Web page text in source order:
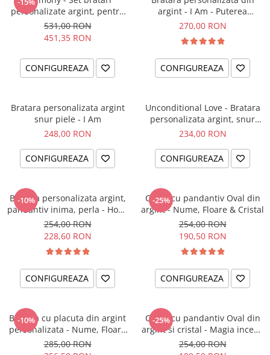
personalizate argint, pentru
el si ea
531,00 RON
451,35 RON
CONFIGUREAZA
argint - I Am - Puterea
intentiei la mana ta
270,00 RON
CONFIGUREAZA
Bratara personalizata argint
snur piele - I Am
248,00 RON
CONFIGUREAZA
Unconditional Love - Bratara
personalizata argint, snur
impletit piele
234,00 RON
CONFIGUREAZA
-10%
Bratara personalizata argint,
pandantiv inima, perla - Hope
& Faith
254,00 RON
228,60 RON
CONFIGUREAZA
-25%
Colier cu pandantiv Oval din
argint - Nume, Floare & Cristal
254,00 RON
190,50 RON
CONFIGUREAZA
-10%
Bratara cu placuta din argint
personalizata - Nume, Floare
& Cristal
285,00 RON
-25%
Colier cu pandantiv Oval din
argint si cristal - Magia incepe
cu tine
254,00 RON